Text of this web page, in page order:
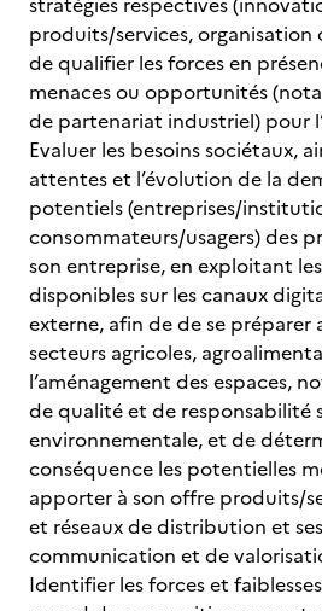
produits/services, organisation
de qualifier les forces en
menaces ou opportunités
de partenariat industriel) pour
Evaluer les besoins sociétaux,
attentes et l’évolution de la
potentiels (entreprises/
consommateurs/usagers) des
son entreprise, en exploitant
disponibles sur les canaux
externe, afin de de se préparer
secteurs agricoles,
l’aménagement des espaces,
de qualité et de responsabilité
environnementale, et de
conséquence les potentielles
apporter à son offre produits/
et réseaux de distribution et
communication et de
Identifier les forces et